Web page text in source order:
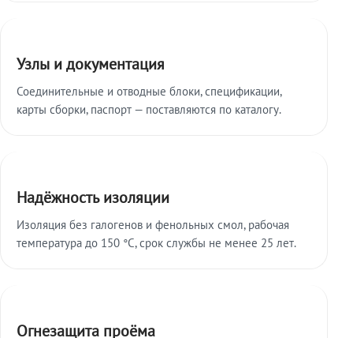
Узлы и документация
Соединительные и отводные блоки, спецификации,
карты сборки, паспорт — поставляются по каталогу.
Надёжность изоляции
Изоляция без галогенов и фенольных смол, рабочая
температура до 150 °C, срок службы не менее 25 лет.
Огнезащита проёма